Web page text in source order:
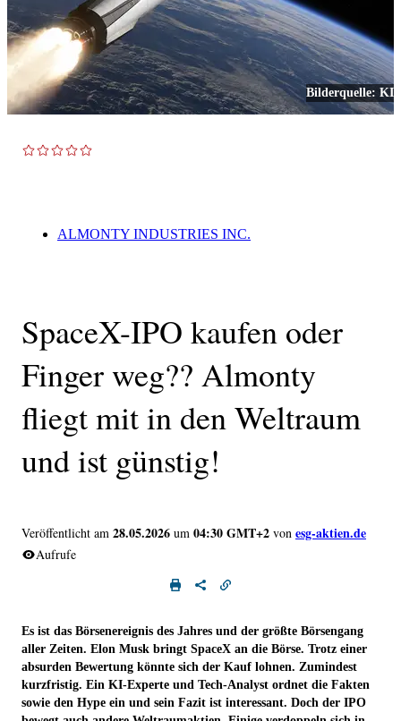
Bilderquelle: KI
ALMONTY INDUSTRIES INC.
SpaceX-IPO kaufen oder
Finger weg?? Almonty
fliegt mit in den Weltraum
und ist günstig!
Veröffentlicht am 28.05.2026 um 04:30 GMT+2 von esg-aktien.de
Aufrufe
Es ist das Börsenereignis des Jahres und der größte Börsengang
aller Zeiten. Elon Musk bringt SpaceX an die Börse. Trotz einer
absurden Bewertung könnte sich der Kauf lohnen. Zumindest
kurzfristig. Ein KI-Experte und Tech-Analyst ordnet die Fakten
sowie den Hype ein und sein Fazit ist interessant. Doch der IPO